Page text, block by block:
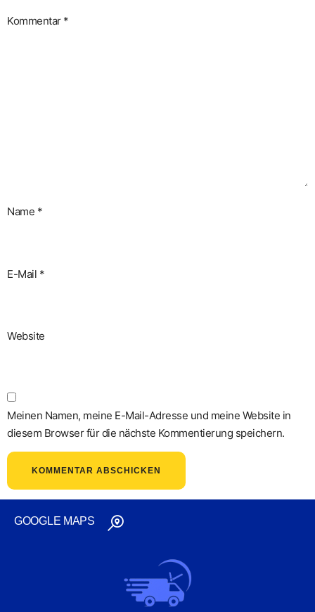
Kommentar *
Name *
E-Mail *
Website
Meinen Namen, meine E-Mail-Adresse und meine Website in
diesem Browser für die nächste Kommentierung speichern.
GOOGLE MAPS